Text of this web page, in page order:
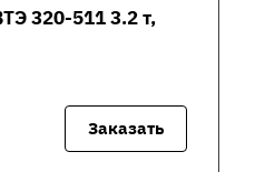
320-511 3.2 т,
Заказать